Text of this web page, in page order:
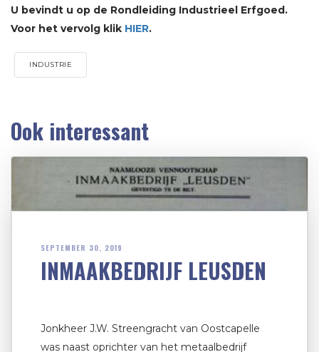
U bevindt u op de Rondleiding Industrieel Erfgoed.
Voor het vervolg klik HIER.
INDUSTRIE
Ook interessant
SEPTEMBER 30, 2019
INMAAKBEDRIJF LEUSDEN
Jonkheer J.W. Streengracht van Oostcapelle
was naast oprichter van het metaalbedrijf